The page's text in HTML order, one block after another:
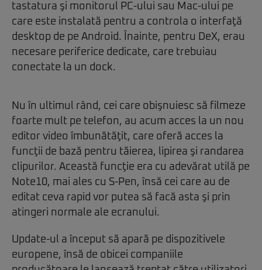
tastatura şi monitorul PC-ului sau Mac-ului pe
care este instalată pentru a controla o interfaţă
desktop de pe Android. Înainte, pentru DeX, erau
necesare periferice dedicate, care trebuiau
conectate la un dock.
Nu în ultimul rând, cei care obişnuiesc să filmeze
foarte mult pe telefon, au acum acces la un nou
editor video îmbunătăţit, care oferă acces la
funcţii de bază pentru tăierea, lipirea şi randarea
clipurilor. Această funcţie era cu adevărat utilă pe
Note10, mai ales cu S-Pen, însă cei care au de
editat ceva rapid vor putea să facă asta şi prin
atingeri normale ale ecranului.
Update-ul a început să apară pe dispozitivele
europene, însă de obicei companiile